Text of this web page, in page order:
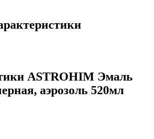
ASTROHIM Эмаль
аэрозоль 520мл